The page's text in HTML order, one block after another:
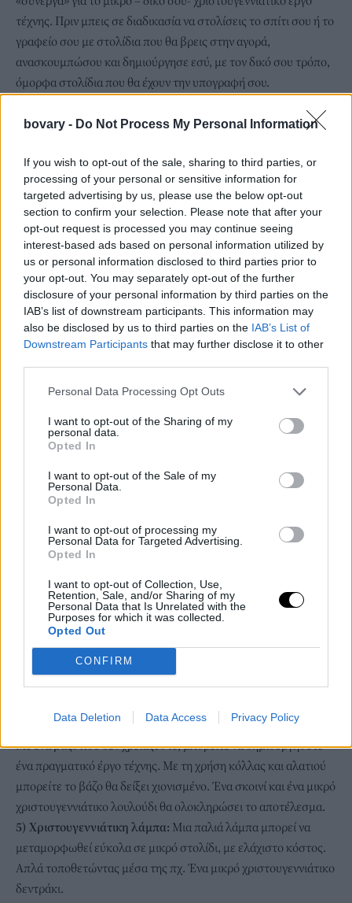
bovary - Do Not Process My Personal Information
If you wish to opt-out of the sale, sharing to third parties, or
processing of your personal or sensitive information for
targeted advertising by us, please use the below opt-out
section to confirm your selection. Please note that after your
opt-out request is processed you may continue seeing
interest-based ads based on personal information utilized by
us or personal information disclosed to third parties prior to
your opt-out. You may separately opt-out of the further
disclosure of your personal information by third parties on the
IAB’s list of downstream participants. This information may
also be disclosed by us to third parties on the IAB’s List of
Downstream Participants that may further disclose it to other
Personal Data Processing Opt Outs
I want to opt-out of the Sharing of my
personal data.
Opted In
I want to opt-out of the Sale of my
Personal Data.
Opted In
I want to opt-out of processing my
Personal Data for Targeted Advertising.
Opted In
I want to opt-out of Collection, Use,
Retention, Sale, and/or Sharing of my
Personal Data that Is Unrelated with the
Purposes for which it was collected.
Opted Out
CONFIRM
Data Deletion Data Access Privacy Policy
τέχνης. Πριν μπεις σε διαδικασία να στολίσεις το σπίτι σου ή το
γραφείο σου με στολίδια που θα βρεις στην αγορά,
ανασκουμπώσου και δημιούργησε εσύ, με τον δικό σου τρόπο,
όμορφα στολίδια που θα έχουν την υπογραφή σου.
Mπορείς να αξιοποιήσεις ένα άδειο βάζο, κάνοντας το
το αλάτι (για το εφέ του χιονιού) και μέσα τοποθετούμε ένα
μικρό δέντρο και έναν μικρό χιονάνθρωπο.
2) Μπάλες γεμάτες γκλίτερ:
Το μόνο που θα χρειαστείς είναι μεγάλες γυάλινες μπάλες στις
οποίες θα προσθέσεις λεπτομέρειες με γκλίτερ. Το
αποτέλεσμα θα είναι εντυπωσιακό. Αν δεν θέλεις να τις
στολίσεις στο δέντρο, μπορείς να τις κρεμάσεις σε κάποια άλλη
γωνιά του σπιτιού.
Μπορείτε να ντύσετε μια στρογγυλή, μεταλλική βάση με
κορδέλα ή σκοινί, σχηματίζοντας μικρά χριστουγεννιάτικα
4) Χιονισμένο βάζο:
Με ένα βάζο που δεν χρειάζεστε, μπορείτε να δημιουργήσετε
ένα πραγματικό έργο τέχνης. Με τη χρήση κόλλας και αλατιού
μπορείτε το βάζο θα δείξει χιονισμένο. Ένα σκοινί και ένα μικρό
χριστουγεννιάτικο λουλούδι θα ολοκληρώσει το αποτέλεσμα.
5) Χριστουγεννιάτικη λάμπα: Μια παλιά λάμπα μπορεί να
μεταμορφωθεί εύκολα σε μικρό στολίδι, με ελάχιστο κόστος.
Απλά τοποθετώντας μέσα της πχ. Ένα μικρό χριστουγεννιάτικο
δεντράκι.